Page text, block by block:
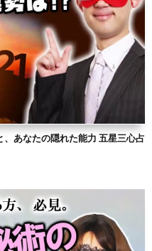
あなたの隠れた能力 五星三心占